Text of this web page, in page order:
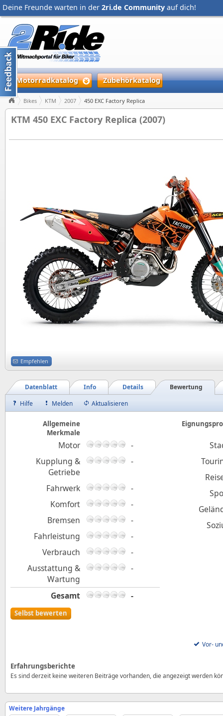
Deine Freunde warten in der 2ri.de Community auf dich!
Motorradkatalog Zubehörkatalog
Bikes KTM 2007 450 EXC Factory Replica
KTM 450 EXC Factory Replica (2007)
Empfehlen
Bewertung
Details
Info
Datenblatt
Hilfe
Melden Aktualisieren
Allgemeine
Merkmale
Motor
-
Kupplung &
Getriebe
-
Fahrwerk
-
Komfort
-
Bremsen
-
Fahrleistung
-
Verbrauch
-
Ausstattung &
Wartung
-
Gesamt -
Selbst bewerten
Vor-
Erfahrungsberichte
Es sind derzeit keine weiteren Beiträge vorhanden, die angezeigt werden
Weitere Jahrgänge